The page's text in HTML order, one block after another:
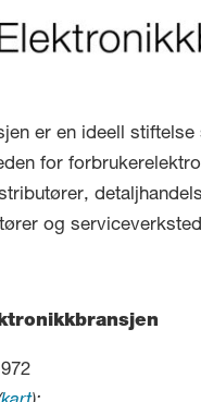
er en ideell
for
og